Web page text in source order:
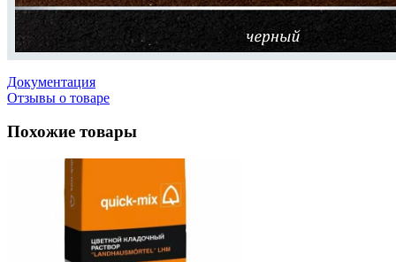
Документация
Отзывы о товаре
Похожие товары